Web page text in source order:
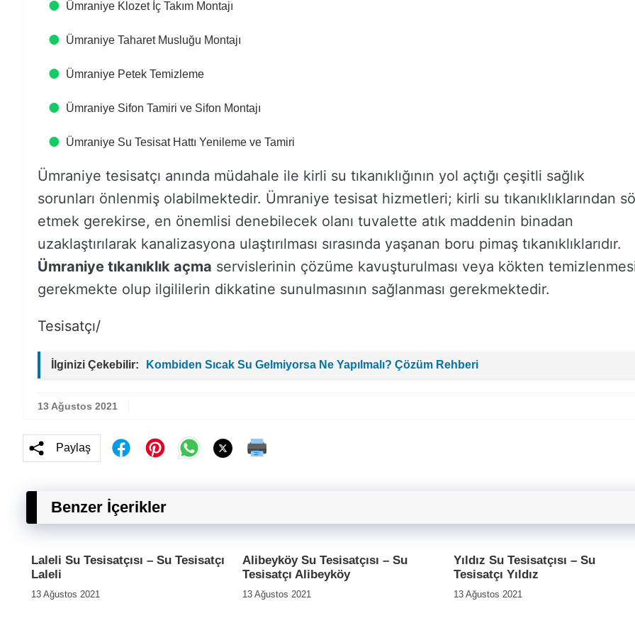
Ümraniye Klozet İç Takım Montajı
Ümraniye Taharet Musluğu Montajı
Ümraniye Petek Temizleme
Ümraniye Sifon Tamiri ve Sifon Montajı
Ümraniye Su Tesisat Hattı Yenileme ve Tamiri
Ümraniye tesisatçı anında müdahale ile kirli su tıkanıklığının yol açtığı çeşitli sağlık
sorunları önlenmiş olabilmektedir. Ümraniye tesisat hizmetleri; kirli su tıkanıklıklarından
etmek gerekirse, en önemlisi denebilecek olanı tuvalette atık maddenin binadan
uzaklaştırılarak kanalizasyona ulaştırılması sırasında yaşanan boru pimaş tıkanıklıklarıdır.
Ümraniye tıkanıklık açma servislerinin çözüme kavuşturulması veya kökten
gerekmekte olup ilgililerin dikkatine sunulmasının sağlanması gerekmektedir.
Tesisatçı/
İlginizi Çekebilir: Kombiden Sıcak Su Gelmiyorsa Ne Yapılmalı? Çözüm Rehberi
13 Ağustos 2021
Paylaş
Benzer İçerikler
Laleli Su Tesisatçısı – Su Tesisatçı
Laleli
13 Ağustos 2021
Alibeyköy Su Tesisatçısı – Su
Tesisatçı Alibeyköy
13 Ağustos 2021
Yıldız Su Tesisatçısı – Su
Tesisatçı Yıldız
13 Ağustos 2021